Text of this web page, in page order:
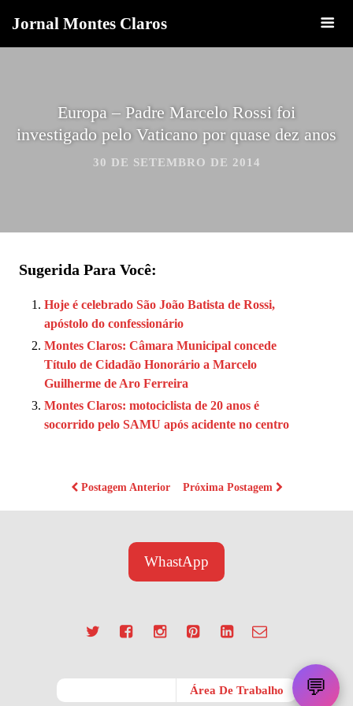
Jornal Montes Claros
Europa – Padre Marcelo Rossi foi
investigado pelo Vaticano por quase dez anos
30 DE SETEMBRO DE 2014
Sugerida Para Você:
Hoje é celebrado São João Batista de Rossi,
apóstolo do confessionário
Montes Claros: Câmara Municipal concede
Título de Cidadão Honorário a Marcelo
Guilherme de Aro Ferreira
Montes Claros: motociclista de 20 anos é
socorrido pelo SAMU após acidente no centro
Postagem Anterior Próxima Postagem
WhastApp
💬
Área De Trabalho